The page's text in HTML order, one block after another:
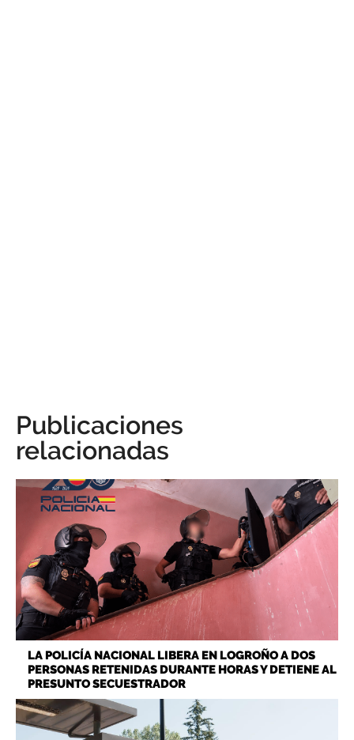
Publicaciones
relacionadas
LA POLICÍA NACIONAL LIBERA EN LOGROÑO A DOS
PERSONAS RETENIDAS DURANTE HORAS Y DETIENE AL
PRESUNTO SECUESTRADOR